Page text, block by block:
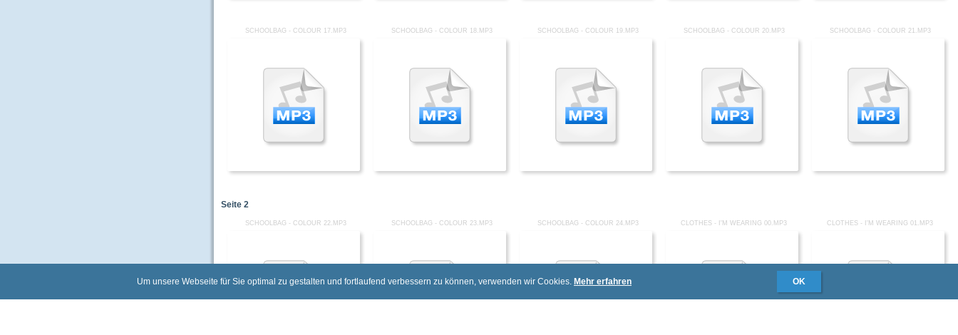
SCHOOLBAG - COLOUR 17.MP3 SCHOOLBAG - COLOUR 18.MP3 SCHOOLBAG - COLOUR 19.MP3 SCHOOLBAG - COLOUR 20.MP3 SCHOOLBAG - COLOUR 21.MP3
Seite 2
SCHOOLBAG - COLOUR 22.MP3 SCHOOLBAG - COLOUR 23.MP3 SCHOOLBAG - COLOUR 24.MP3 CLOTHES - I'M WEARING 00.MP3 CLOTHES - I'M WEARING 01.MP3
Um unsere Webseite für Sie optimal zu gestalten und fortlaufend verbessern zu können, verwenden wir Cookies. Mehr erfahren OK